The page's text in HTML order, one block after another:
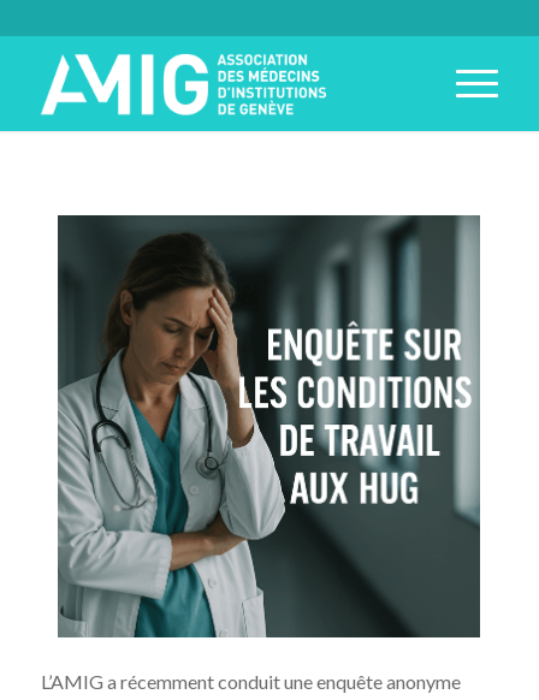
L’AMIG a récemment conduit une enquête anonyme